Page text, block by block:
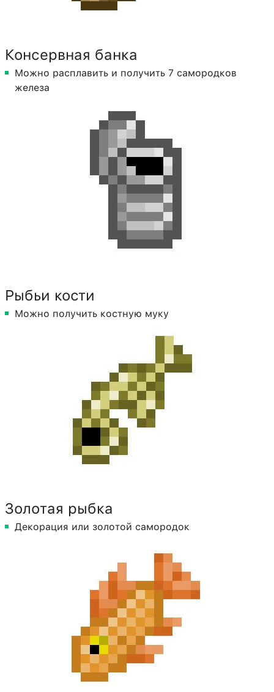
Консервная банка
Можно расплавить и получить 7 самородков
железа
Рыбьи кости
Можно получить костную муку
Золотая рыбка
Декорация или золотой самородок